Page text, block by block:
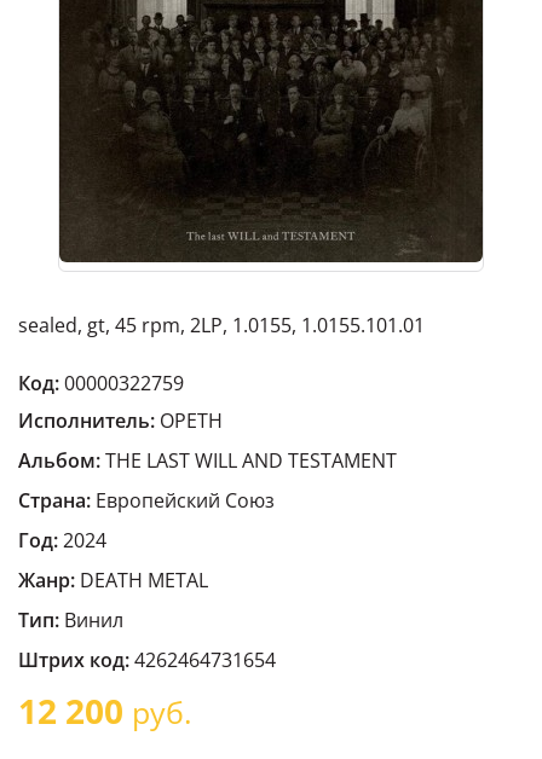
sealed, gt, 45 rpm, 2LP, 1.0155, 1.0155.101.01
Код:00000322759
Исполнитель: OPETH
Альбом:THE LAST WILL AND TESTAMENT
Страна: Европейский Cоюз
Год:2024
Жанр: DEATH METAL
Тип: Винил
Штрих код:4262464731654
12 200 руб.